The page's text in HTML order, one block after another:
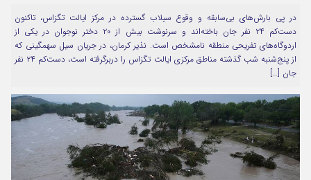
در پی بارش‌های بی‌سابقه و وقوع سیلاب گسترده در مرکز ایالت تگزاس، تاکنون
دست‌کم ۲۴ نفر جان باخته‌اند و سرنوشت بیش از ۲۰ دختر نوجوان در یکی از
اردوگاه‌های تفریحی منطقه نامشخص است. نذیر کرمان، در جریان سیل سهمگینی که
از پنج‌شنبه شب گذشته مناطق مرکزی ایالت تگزاس را دربرگرفته است، دست‌کم ۲۴ نفر
جان […]